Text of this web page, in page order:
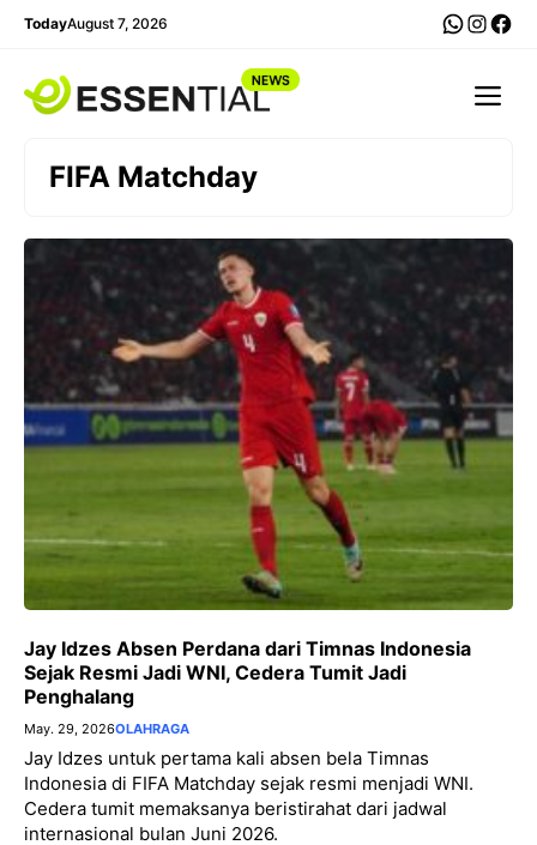
Skip
content
TodayAugust 7, 2026
FIFA Matchday
Jay Idzes Absen Perdana dari Timnas Indonesia
Sejak Resmi Jadi WNI, Cedera Tumit Jadi
Penghalang
May. 29, 2026OLAHRAGA
Jay Idzes untuk pertama kali absen bela Timnas
Indonesia di FIFA Matchday sejak resmi menjadi WNI.
Cedera tumit memaksanya beristirahat dari jadwal
internasional bulan Juni 2026.